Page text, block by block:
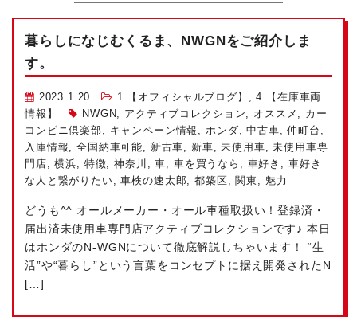
暮らしになじむくるま、NWGNをご紹介しま
す。
2023.1.20 1.【オフィシャルブログ】 ,4.【在庫車両
情報】
NWGN アクティブコレクション オススメ
カー
コンビニ倶楽部
キャンペーン情報 ホンダ ,中古車 ,仲町台
入庫情報 ,全国納車可能 新古車 新車 ,未使用車 ,未使用車専
門店 ,横浜 特徴 ,神奈川 ,車 車を買うなら 車好き
車好き
な人と繋がりたい ,車検の速太郎 ,都築区 関東 魅力
どうも^^ オールメーカー・オール車種取扱い！登録済・
届出済未使用車専門店アクティブコレクションです♪ 本日
はホンダのN-WGNについて徹底解説しちゃいます！ “生
活”や“暮らし”という言葉をコンセプトに据え開発されたN
[…]